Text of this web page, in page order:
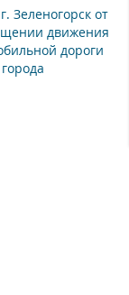
Зеленогорск от
движения
дороги